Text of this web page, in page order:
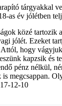
tárgyakkal
as év jólétben
közé tartozik
jólét. Ezeket
hogy
kapzsik és
pénz nélkül,
is megcsappan.
12-10